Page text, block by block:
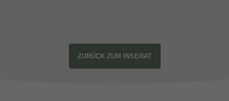
ZURÜCK ZUM INSERAT